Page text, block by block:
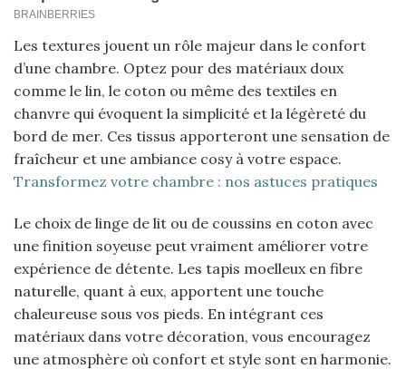
Les textures jouent un rôle majeur dans le confort
d’une chambre. Optez pour des matériaux doux
comme le lin, le coton ou même des textiles en
chanvre qui évoquent la simplicité et la légèreté du
bord de mer. Ces tissus apporteront une sensation de
fraîcheur et une ambiance cosy à votre espace.
Transformez votre chambre : nos astuces pratiques
Le choix de linge de lit ou de coussins en coton avec
une finition soyeuse peut vraiment améliorer votre
expérience de détente. Les tapis moelleux en fibre
naturelle, quant à eux, apportent une touche
chaleureuse sous vos pieds. En intégrant ces
matériaux dans votre décoration, vous encouragez
une atmosphère où confort et style sont en harmonie.